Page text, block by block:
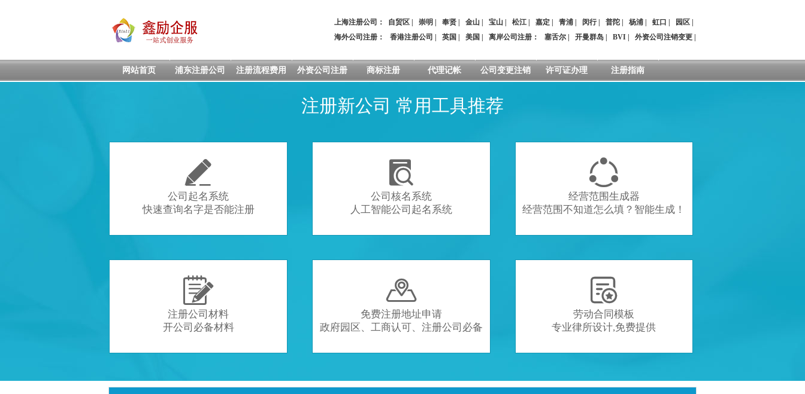
上海注册公司： 自贸区 崇明 奉贤 金山 宝山 松江 嘉定 青浦 闵行| 普陀 杨浦 虹口 园区
海外公司注册：
香港注册公司 英国 美国 离岸公司注册 ： 塞舌尔 开曼群岛 BVI 外资公司注销变更
网站首页 浦东注册公司 注册流程费用 外资公司注册 商标注册 代理记帐 公司变更注销 许可证办理 注册指南
注册新公司 常用工具推荐

公司起名系统
快速查询名字是否能注册

公司核名系统
人工智能公司起名系统

经营范围生成器
经营范围不知道怎么填？智能生成！

注册公司材料
开公司必备材料

免费注册地址申请
政府园区、工商认可、注册公司必备

劳动合同模板
专业律所设计,免费提供